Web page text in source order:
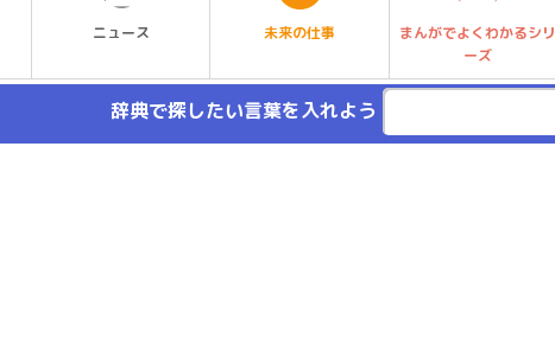
ニュース 未来の仕事
まんがでよくわかるシリ
ーズ
辞典で探したい言葉を入れよう